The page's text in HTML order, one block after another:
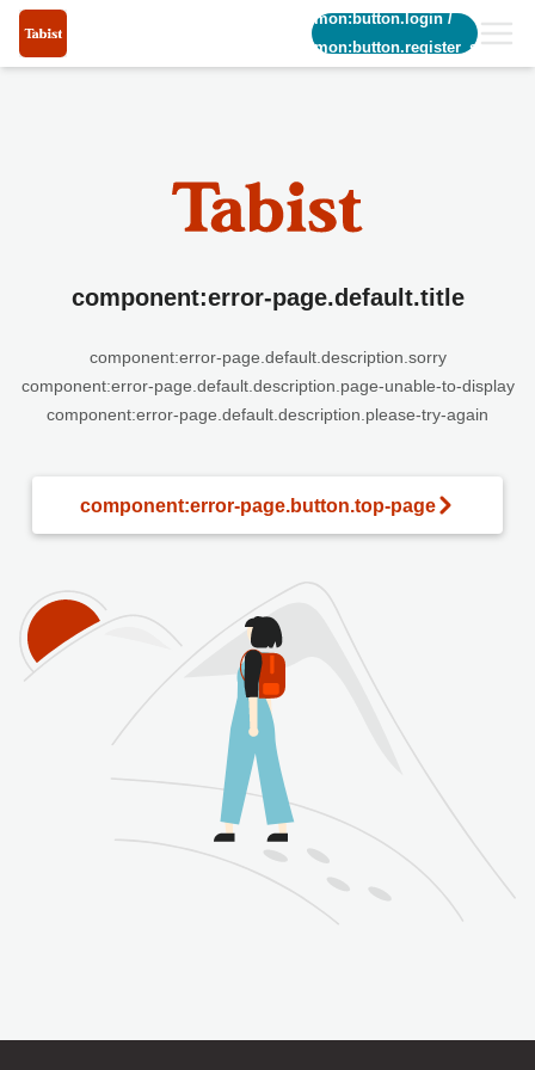
common:button.login/
common:button.register_short
component:error-page.default.title
component:error-page.default.description.sorry
component:error-page.default.description.page-unable-to-display
component:error-page.default.description.please-try-again
component:error-page.button.top-page